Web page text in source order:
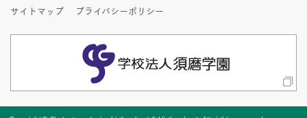
サイトマップ
プライバシーポリシー